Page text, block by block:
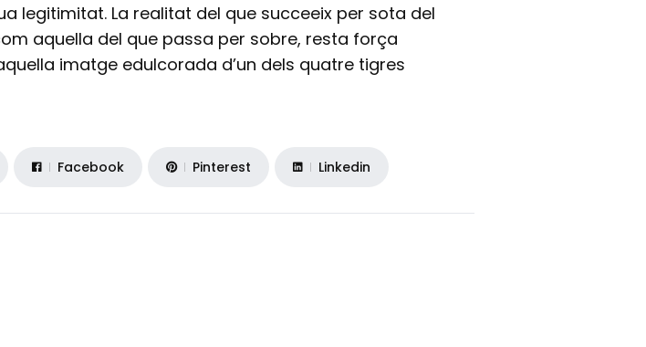
legitimitat. La realitat del que succeeix per sota del
aquella del que passa per sobre, resta força
imatge edulcorada d’un dels quatre tigres
Facebook Pinterest Linkedin